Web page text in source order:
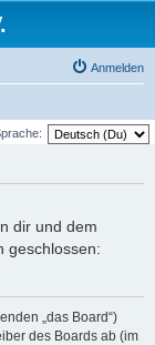
Anmelden
dir und dem
geschlossen:
„das Board“)
des Boards ab (im